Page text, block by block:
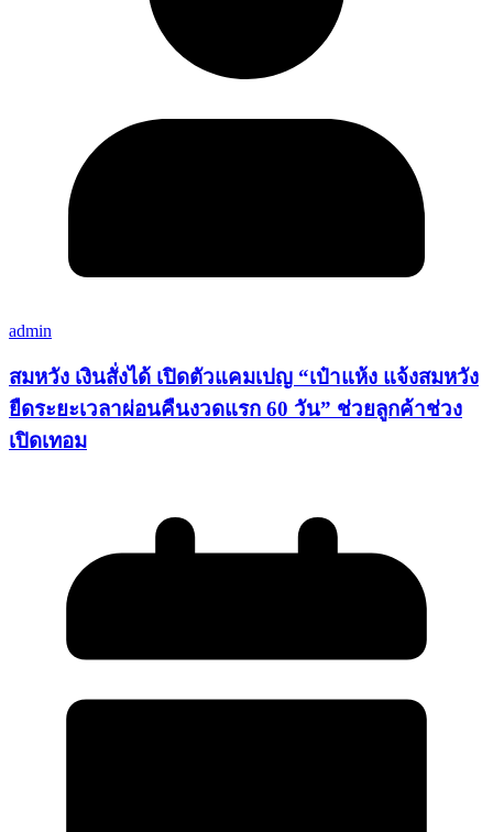
admin
สมหวัง เงินสั่งได้ เปิดตัวแคมเปญ “เป๋าแห้ง แจ้งสมหวัง
ยืดระยะเวลาผ่อนคืนงวดแรก 60 วัน” ช่วยลูกค้าช่วง
เปิดเทอม